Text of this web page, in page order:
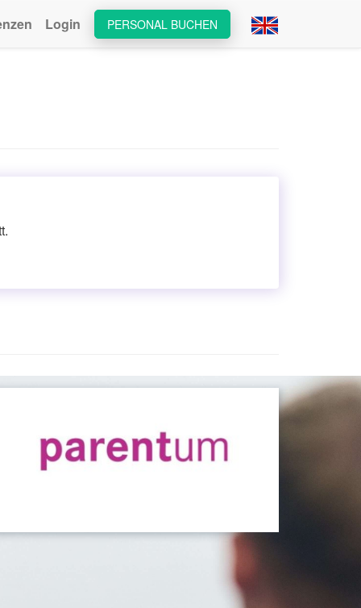
PERSONAL BUCHEN
Login